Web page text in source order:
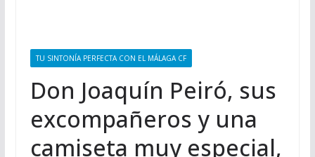
TU SINTONÍA PERFECTA CON EL MÁLAGA CF
Don Joaquín Peiró, sus
excompañeros y una
camiseta muy especial,